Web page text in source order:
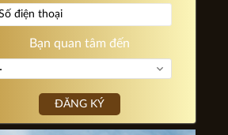
Bạn quan tâm đến
ĐĂNG KÝ